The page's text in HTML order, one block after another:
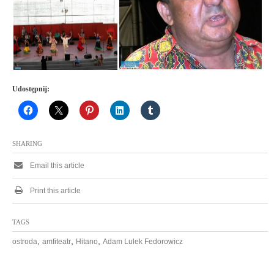
Udostępnij:
SHARING
Email this article
Print this article
TAGS
ostroda, amfiteatr, Hitano, Adam Lulek Fedorowicz